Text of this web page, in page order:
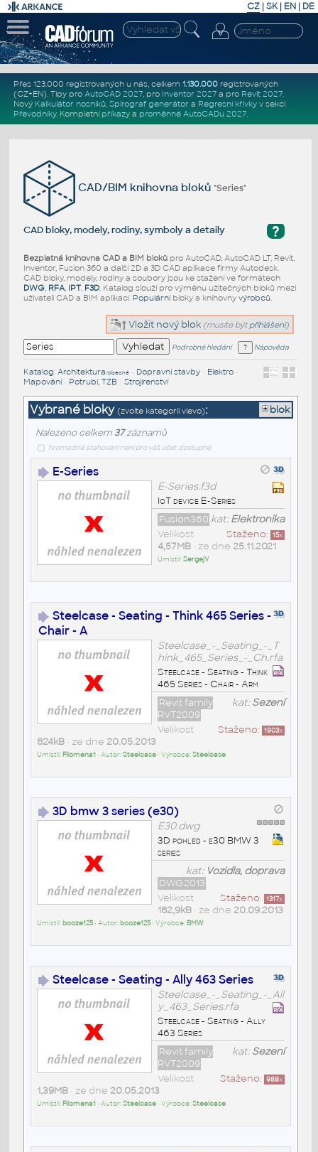
CZ | SK| EN | DE
Přes 123.000 registrovaných u nás, celkem 1.130.000registrovaných
(CZ+EN). Tipy pro AutoCAD 2027, pro Inventor 2027a pro Revit 2027.
Nový Kalkulátor nosníků, Spirograf generátor a Regresní křivkyv sekci
Převodníky. Kompletní příkazya proměnné AutoCADu 2027.
CAD/BIM knihovna bloků"Series"
?
CAD bloky, modely, rodiny, symboly a detaily
Bezplatná knihovna CAD a BIM blokůpro AutoCAD, AutoCAD LT, Revit,
Inventor, Fusion 360 a další 2D a 3D CAD aplikace firmy Autodesk.
CAD bloky, modely, rodiny a soubory jsou ke stažení ve formátech
DWG, RFA, IPT, F3D. Katalog slouží pro výměnu užitečných bloků mezi
uživateli CAD a BIM aplikací. Populárníbloky a knihovny výrobců.
Vložit nový blok (musíte být přihlášeni)
Podrobné hledání Nápověda
Katalog: Architektura/obecné• Dopravní stavby• Elektro•
Mapování• Potrubí, TZB • Strojírenství
Vybrané bloky (zvolte kategorii vlevo): blok
Nalezeno celkem 37záznamů
hromadné stahování není pro váš účet dostupné
E-Series
E-Series.f3d
IoT device E-Series
kat:Elektronika
Fusion360
Staženo: 15x
Velikost
4,57MB• ze dne 25.11.2021
Umístil:SergejV
Steelcase - Seating - Think 465 Series -
Chair - A
Steelcase_-_Seating_-_T
hink_465_Series_-_Ch.rfa
Steelcase - Seating - Think
465 Series - Chair - Arm
kat:Sezení
Revit family
RVT2009
Staženo: 1903x
Velikost
824kB• ze dne 20.05.2013
Umístil: Filomena1 • Autor:Steelcase• Výrobce:Steelcase
3D bmw 3 series (e30)
E30.dwg
3D pohled - e30 BMW 3
series
kat: Vozidla, doprava
DWG2013
Staženo: 1317x
Velikost
182,9kB• ze dne 20.09.2013
Umístil: booze125• Autor: booze125• Výrobce: BMW
Steelcase - Seating - Ally 463 Series
Steelcase_-_Seating_-_All
y_463_Series.rfa
Steelcase - Seating - Ally
463 Series
kat:Sezení
Revit family
RVT2009
Staženo: 988x
Velikost
1,39MB• ze dne 20.05.2013
Umístil: Filomena1 • Autor:Steelcase• Výrobce:Steelcase